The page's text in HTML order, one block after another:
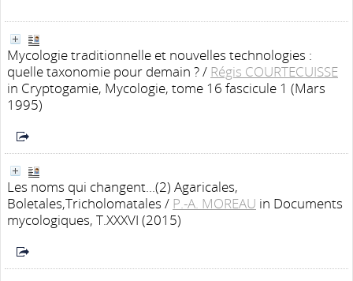
Mycologie traditionnelle et nouvelles technologies :
quelle taxonomie pour demain ?/ Régis COURTECUISSE
in Cryptogamie, Mycologie, tome 16 fascicule 1 (Mars
1995)
Les noms qui changent...(2) Agaricales,
Boletales,Tricholomatales / P.-A. MOREAU in Documents
mycologiques, T.XXXVI (2015)